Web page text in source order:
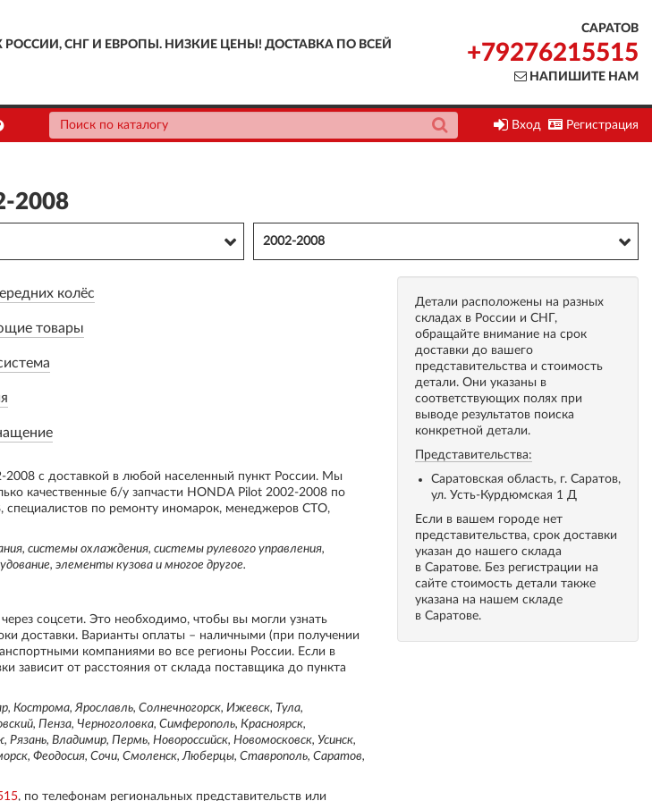
СНГ И ЕВРОПЫ. НИЗКИЕ ЦЕНЫ! ДОСТАВКА ПО ВСЕЙ
САРАТОВ
+79276215515
НАПИШИТЕ НАМ
Вход Регистрация
2008
2002-2008
колёс
товары
2008 с доставкой в любой населенный пункт России. Мы
качественные б/у запчасти HONDA Pilot 2002-2008 по
специалистов по ремонту иномарок, менеджеров СТО,
системы охлаждения, системы рулевого управления,
элементы кузова и многое другое.
соцсети. Это необходимо, чтобы вы могли узнать
доставки. Варианты оплаты – наличными (при получении
компаниями во все регионы России. Если в
зависит от расстояния от склада поставщика до пункта
Кострома, Ярославль, Солнечногорск, Ижевск, Тула,
Пенза, Черноголовка, Симферополь, Красноярск,
Владимир, Пермь, Новороссийск, Новомосковск, Усинск,
Феодосия, Сочи, Смоленск, Люберцы, Ставрополь, Саратов,
, по телефонам региональных представительств или
Детали расположены на разных
складах в России и СНГ,
обращайте внимание на срок
доставки до вашего
представительства и стоимость
детали. Они указаны в
соответствующих полях при
выводе результатов поиска
конкретной детали.
Представительства:
Саратовская область, г. Саратов,
ул. Усть-Курдюмская 1 Д
Если в вашем городе нет
представительства, срок доставки
указан до нашего склада
в Саратове. Без регистрации на
сайте стоимость детали также
указана на нашем складе
в Саратове.